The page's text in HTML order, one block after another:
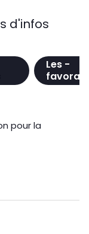
d'infos
Les -
pour la